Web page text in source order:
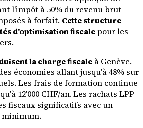
l'impôt à 50% du revenu brut
à forfait. Cette structure
d'optimisation fiscalepour les
la charge fiscale à Genève.
économies allant jusqu'à 48% sur
Les frais de formation continue
12'000 CHF/an. Les rachats LPP
fiscaux significatifs avec un
minimum.